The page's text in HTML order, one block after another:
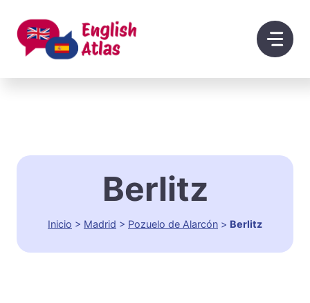
contenido
Berlitz
Inicio > Madrid > Pozuelo de Alarcón > Berlitz